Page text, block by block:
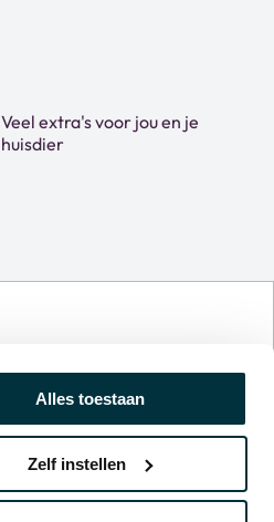
Alles toestaan
Zelf instellen
Veel extra's voor jou en je
huisdier